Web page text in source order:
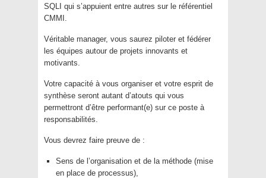
SQLI qui s’appuient entre autres sur le référentiel
CMMI.
Véritable manager, vous saurez piloter et fédérer
les équipes autour de projets innovants et
motivants.
Votre capacité à vous organiser et votre esprit de
synthèse seront autant d’atouts qui vous
permettront d’être performant(e) sur ce poste à
responsabilités.
Vous devrez faire preuve de :
Sens de l’organisation et de la méthode (mise
en place de processus),